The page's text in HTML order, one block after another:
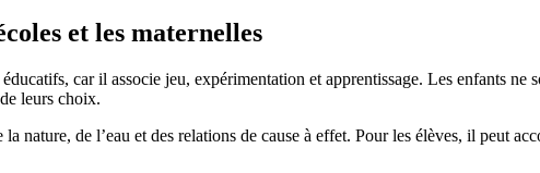
et les maternelles
car il associe jeu, expérimentation et apprentissage. Les enfants ne
leurs choix.
nature, de l’eau et des relations de cause à effet. Pour les élèves, il peut